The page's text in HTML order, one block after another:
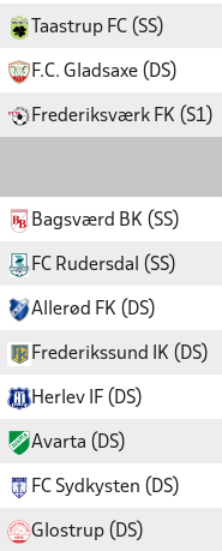
Taastrup FC (SS)
F.C. Gladsaxe (DS)
Frederiksværk FK (S1)
Bagsværd BK (SS)
FC Rudersdal (SS)
Allerød FK (DS)
Frederikssund IK (DS)
Herlev IF (DS)
Avarta (DS)
FC Sydkysten (DS)
Glostrup (DS)